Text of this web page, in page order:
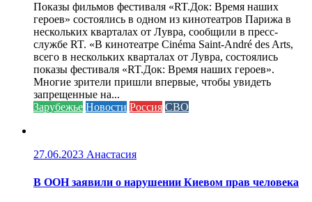
Показы фильмов фестиваля «RT.Док: Время наших
героев» состоялись в одном из кинотеатров Парижа в
нескольких кварталах от Лувра, сообщили в пресс-
службе RT. «В кинотеатре Cinéma Saint-André des Arts,
всего в нескольких кварталах от Лувра, состоялись
показы фестиваля «RT.Док: Время наших героев».
Многие зрители пришли впервые, чтобы увидеть
запрещенные на...
Зарубежье Новости Россия СВО
27.06.2023 Анастасия
В ООН заявили о нарушении Киевом прав человека